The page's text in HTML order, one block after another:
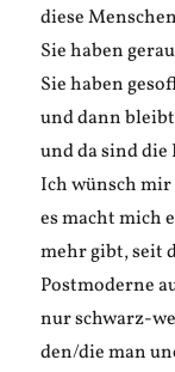
diese
Sie haben
Sie haben
und dann
und da sind
Ich wünsch
es macht mich
mehr gibt, seit
Postmoderne
nur schwarz-
den/die man